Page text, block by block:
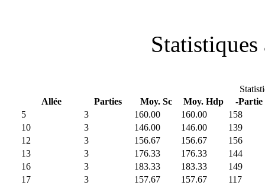
Allée
Parties Moy. Sc Moy. Hdp
-Partie
5
3 160.00 160.00
158
10
3 146.00 146.00
139
12
3 156.67 156.67
156
13
3 176.33 176.33
144
16
3 183.33 183.33
149
17
3 157.67 157.67 117